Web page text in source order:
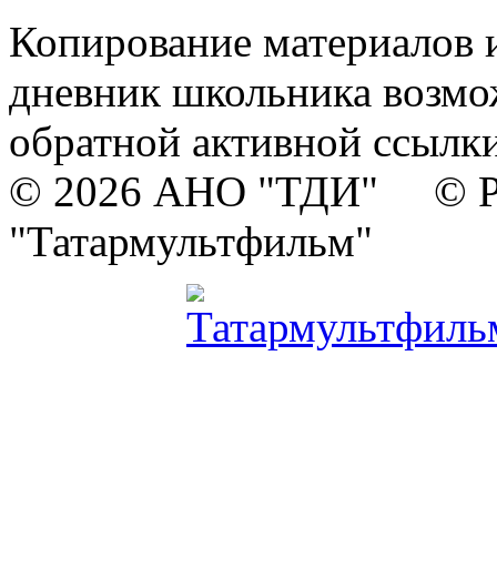
Копирование материалов
дневник школьника
обратной активной
© 2026 АНО "ТДИ" ©
"Татармультфильм"